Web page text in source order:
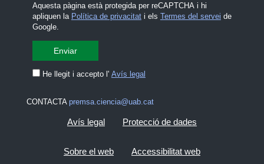
Aquesta pàgina està protegida per reCAPTCHA i hi
apliquen la Política de privacitati els Termes del servei de
Google.
He llegit i accepto l' Avís legal
CONTACTA premsa.ciencia@uab.cat
Avís legal Protecció de dades
Sobre el web Accessibilitat web